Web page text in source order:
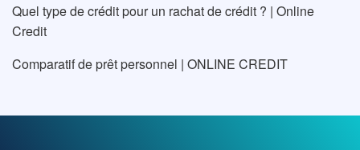
Quel type de crédit pour un rachat de crédit ? | Online
Credit
Comparatif de prêt personnel | ONLINE CREDIT